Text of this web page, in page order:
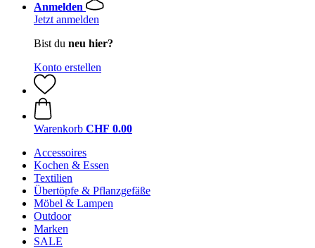
Anmelden
Jetzt anmelden
Bist du neu hier?
Konto erstellen
Warenkorb CHF 0.00
Accessoires
Kochen & Essen
Textilien
Übertöpfe & Pflanzgefäße
Möbel & Lampen
Outdoor
Marken
SALE